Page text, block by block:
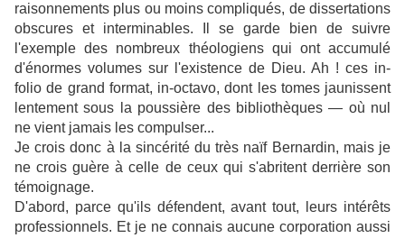
raisonnements plus ou moins compliqués, de dissertations
obscures et interminables. Il se garde bien de suivre
l'exemple des nombreux théologiens qui ont accumulé
d'énormes volumes sur l'existence de Dieu. Ah ! ces in-
folio de grand format, in-octavo, dont les tomes jaunissent
lentement sous la poussière des bibliothèques — où nul
ne vient jamais les compulser...
Je crois donc à la sincérité du très naïf Bernardin, mais je
ne crois guère à celle de ceux qui s'abritent derrière son
témoignage.
D'abord, parce qu'ils défendent, avant tout, leurs intérêts
professionnels. Et je ne connais aucune corporation aussi